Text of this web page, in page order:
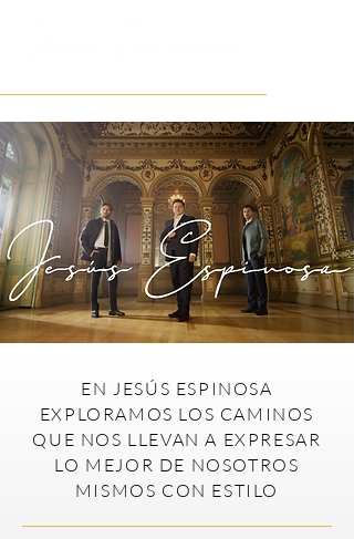
EN JESÚS ESPINOSA
EXPLORAMOS LOS CAMINOS
QUE NOS LLEVAN A EXPRESAR
LO MEJOR DE NOSOTROS
MISMOS CON ESTILO